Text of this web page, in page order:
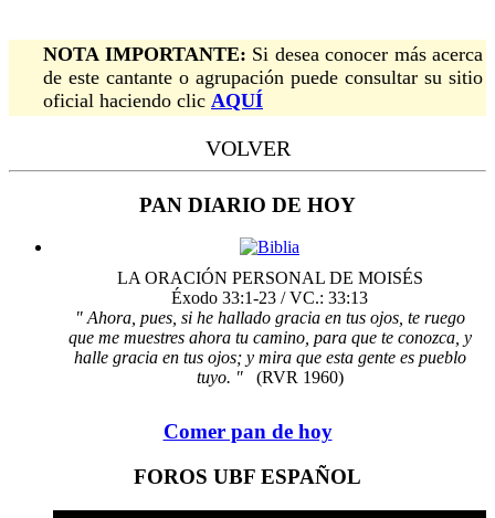
NOTA IMPORTANTE: Si desea conocer más acerca
de este cantante o agrupación puede consultar su sitio
oficial haciendo clic AQUÍ
VOLVER
PAN DIARIO DE HOY
LA ORACIÓN PERSONAL DE MOISÉS
Éxodo 33:1-23 / VC.: 33:13
" Ahora, pues, si he hallado gracia en tus ojos, te ruego
que me muestres ahora tu camino, para que te conozca, y
halle gracia en tus ojos; y mira que esta gente es pueblo
tuyo. "
(RVR 1960)
Comer pan de hoy
FOROS UBF ESPAÑOL